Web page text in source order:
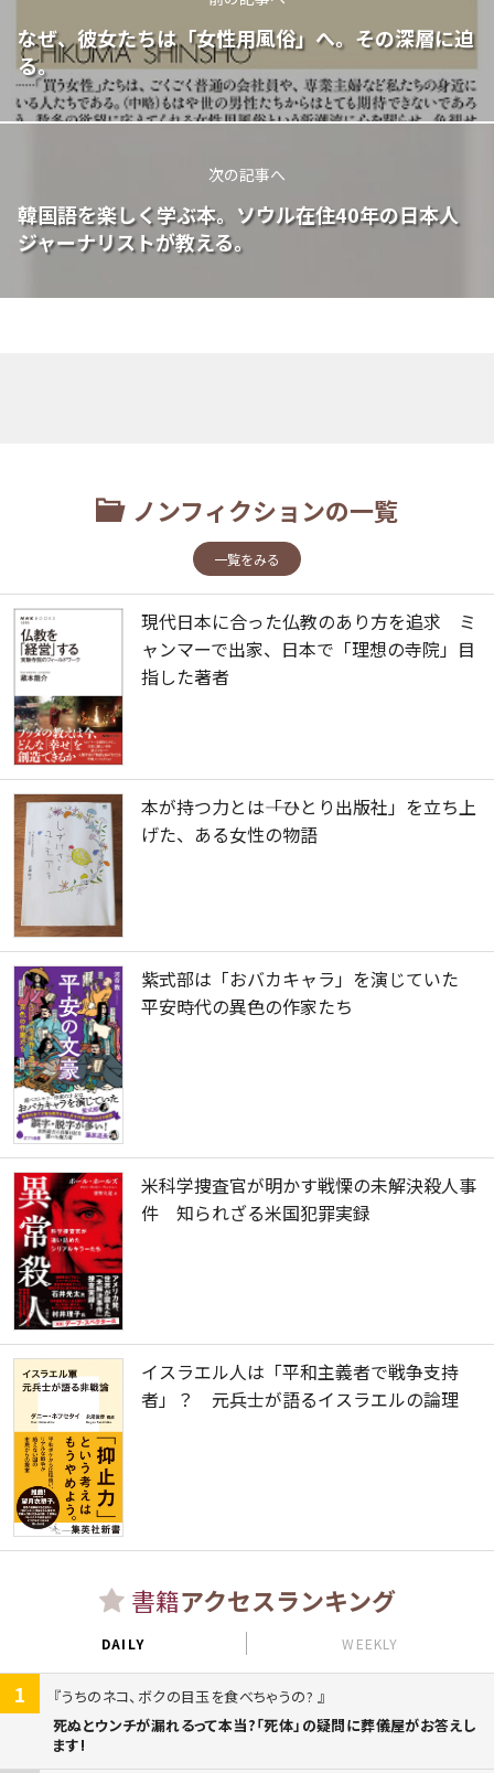
なぜ、彼女たちは「女性用風俗」へ。その深層に迫
る。
次の記事へ
韓国語を楽しく学ぶ本。ソウル在住40年の日本人
ジャーナリストが教える。
ノンフィクションの一覧
一覧をみる
現代日本に合った仏教のあり方を追求 ミ
ャンマーで出家、日本で「理想の寺院」目
指した著者
本が持つ力とは――「ひとり出版社」を立ち上
げた、ある女性の物語
紫式部は「おバカキャラ」を演じていた
平安時代の異色の作家たち
米科学捜査官が明かす戦慄の未解決殺人事
件 知られざる米国犯罪実録
イスラエル人は「平和主義者で戦争支持
者」？ 元兵士が語るイスラエルの論理
書籍アクセスランキング
DAILY WEEKLY
1
うちのネコ、ボクの目玉を食べちゃうの?
死ぬとウンチが漏れるって本当?「死体」の疑問に葬儀屋がお答えし
ます!